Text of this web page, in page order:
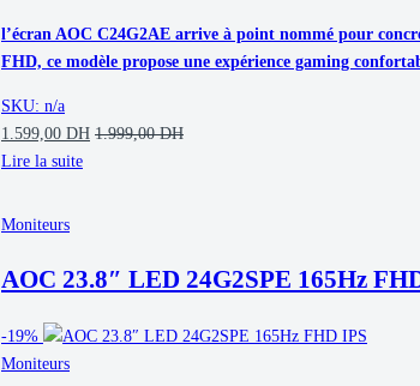
l’écran AOC C24G2AE arrive à point nommé pour
FHD, ce modèle propose une expérience gaming
SKU: n/a
1.599,00 DH 1.999,00DH
Lire la suite
Moniteurs
AOC 23.8″ LED 24G2SPE 165Hz
-19%
Moniteurs